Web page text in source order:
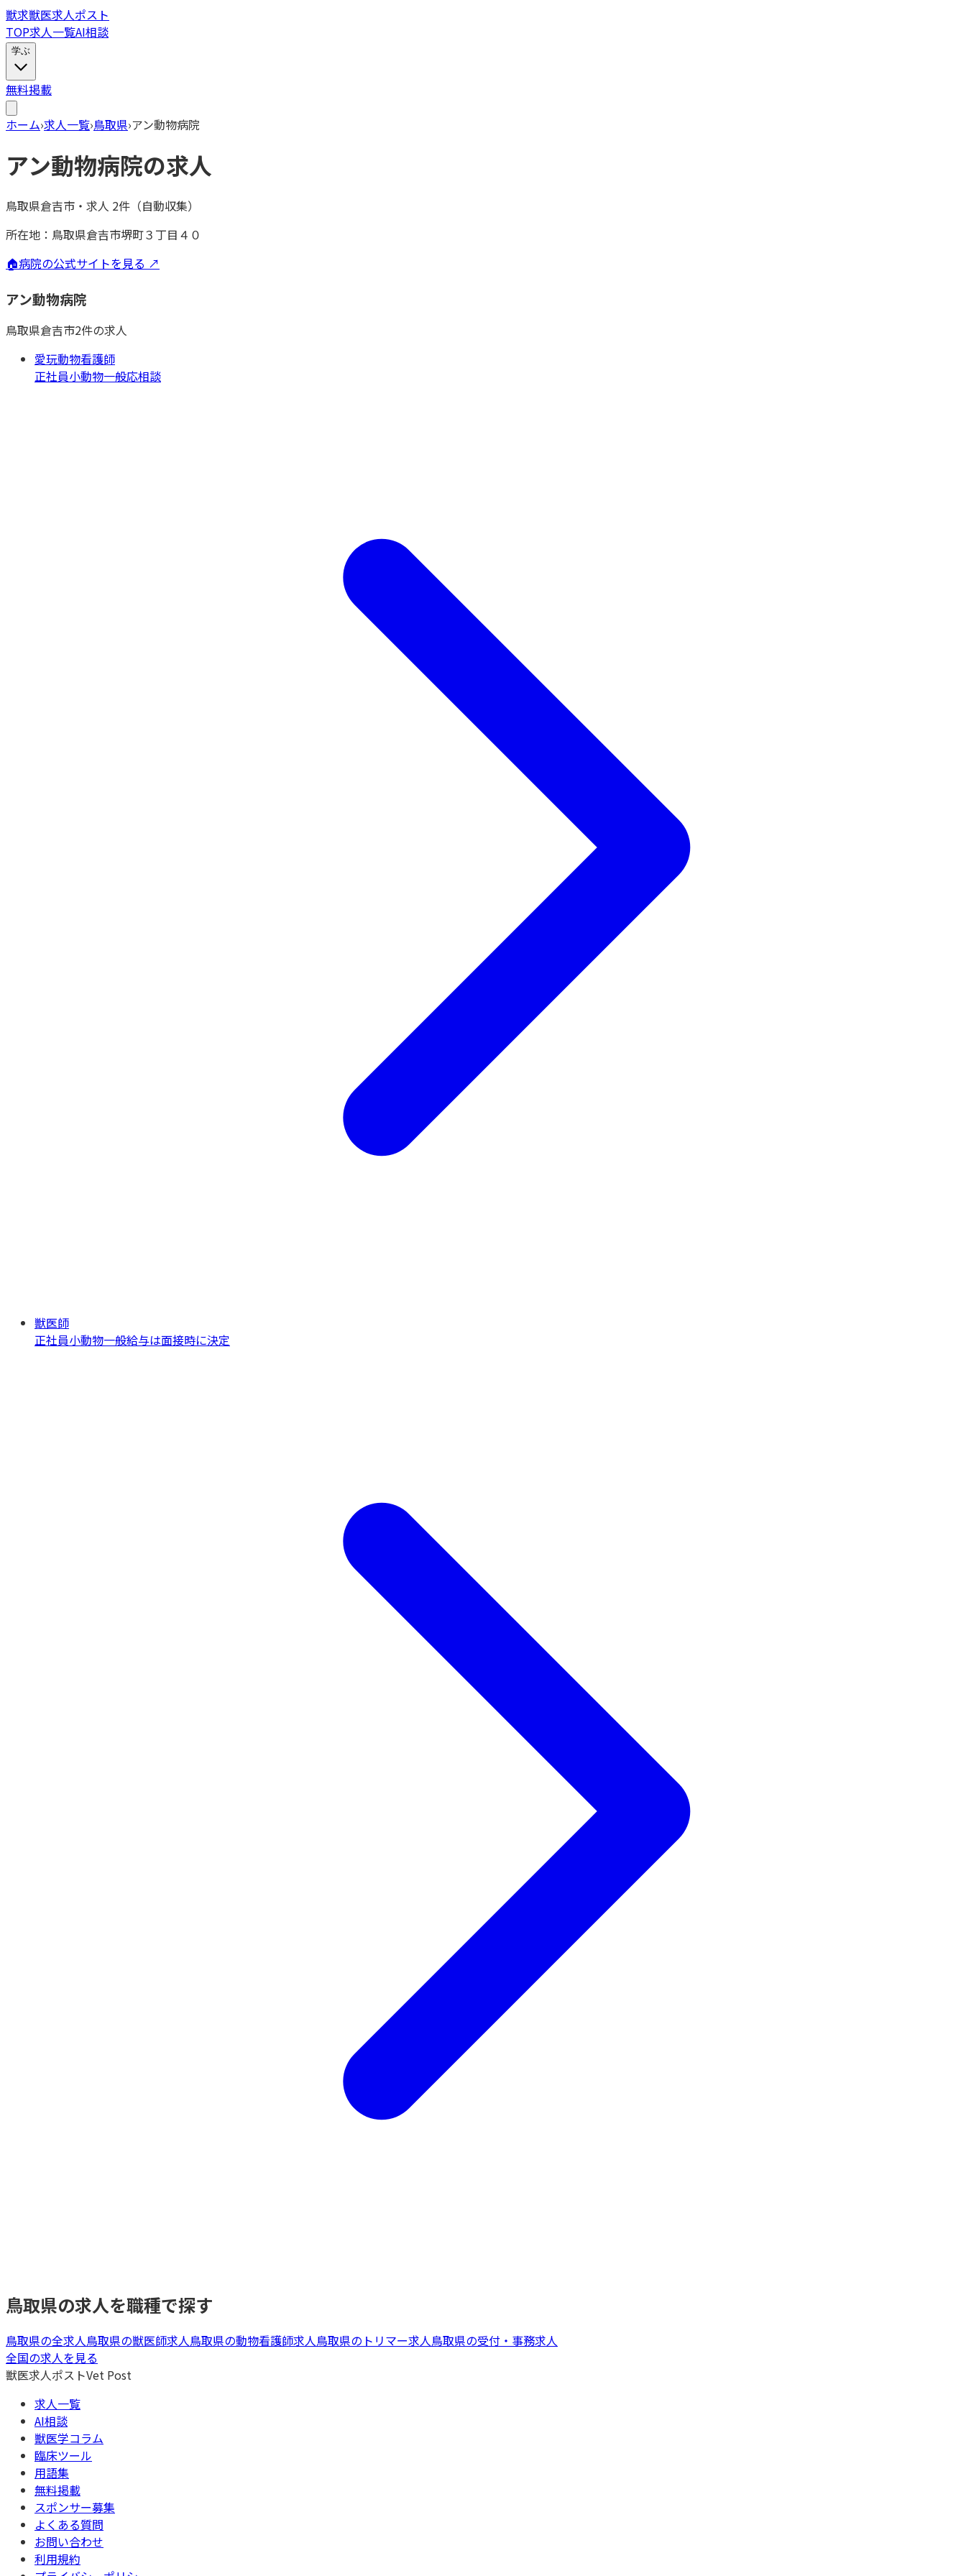
獣求獣医求人ポスト
TOP求人一覧AI相談
学ぶ
無料掲載
ホーム›求人一覧›鳥取県›アン動物病院
アン動物病院の求人
鳥取県倉吉市 ・ 求人 2件（自動収集）
所在地： 鳥取県倉吉市堺町３丁目４０
🏠病院の公式サイトを見る ↗
アン動物病院
鳥取県倉吉市2件の求人
愛玩動物看護師
正社員小動物一般応相談
獣医師
正社員小動物一般給与は面接時に決定
鳥取県の求人を職種で探す
鳥取県の全求人鳥取県の獣医師求人鳥取県の動物看護師求人鳥取県の トリマー求人鳥取県の受付・事務求人
全国の求人を見る
獣医求人ポストVet Post
求人一覧
AI相談
獣医学コラム
臨床ツール
用語集
無料掲載
スポンサー募集
よくある質問
お問い合わせ
利用規約